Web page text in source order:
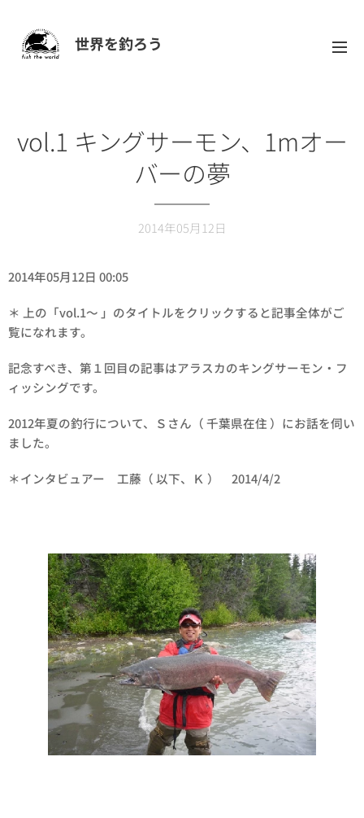
世界を釣ろう
vol.1 キングサーモン、1mオー
バーの夢
2014年05月12日
2014年05月12日 00:05
＊ 上の「vol.1～ 」のタイトルをクリックすると記事全体がご
覧になれます。
記念すべき、第１回目の記事はアラスカのキングサーモン・フ
ィッシングです。
2012年夏の釣行について、Ｓさん（ 千葉県在住 ）にお話を伺い
ました。
＊インタビュアー 工藤（ 以下、Ｋ ） 2014/4/2